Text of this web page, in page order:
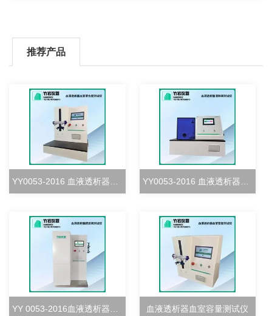
推荐产品
YY0053-2016 血液透析器血室密合度测试仪 YY0053-2016 血液透析器清除率测试仪
YY 0053-2016血液透析器超滤率测试仪 血液透析器血室容量测试仪